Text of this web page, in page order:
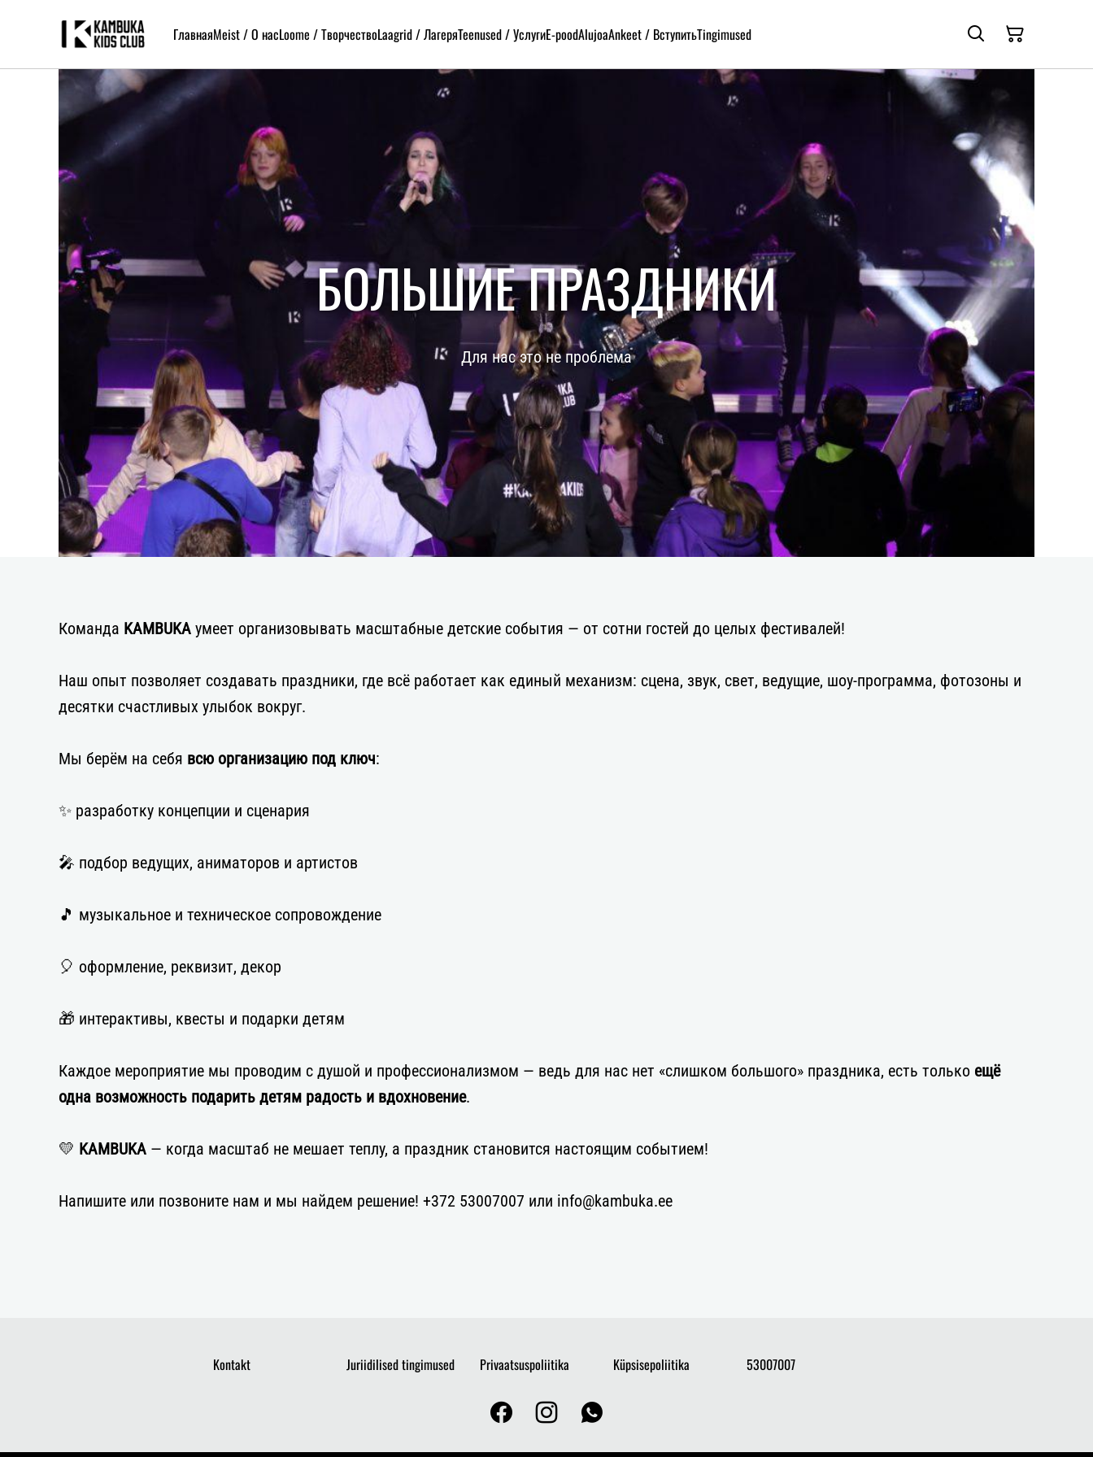
ГлавнаяMeist / О насLoome / ТворчествоLaagrid / ЛагеряTeenused / УслугиE-poodAlujoaAnkeet / ВступитьTingimused
БОЛЬШИЕ ПРАЗДНИКИ
Для нас это не проблема
Команда KAMBUKA умеет организовывать масштабные детские события — от сотни гостей до целых фестивалей!
Наш опыт позволяет создавать праздники, где всё работает как единый механизм: сцена, звук, свет, ведущие, шоу-программа, фотозоны и
десятки счастливых улыбок вокруг.
Мы берём на себя всю организацию под ключ:
✨ разработку концепции и сценария
🎤 подбор ведущих, аниматоров и артистов
🎵 музыкальное и техническое сопровождение
🎈 оформление, реквизит, декор
🎁 интерактивы, квесты и подарки детям
Каждое мероприятие мы проводим с душой и профессионализмом — ведь для нас нет «слишком большого» праздника, есть только ещё
одна возможность подарить детям радость и вдохновение.
💛 KAMBUKA — когда масштаб не мешает теплу, а праздник становится настоящим событием!
Напишите или позвоните нам и мы найдем решение! +372 53007007 или info@kambuka.ee
Kontakt Juriidilised tingimused Privaatsuspoliitika Küpsisepoliitika 53007007